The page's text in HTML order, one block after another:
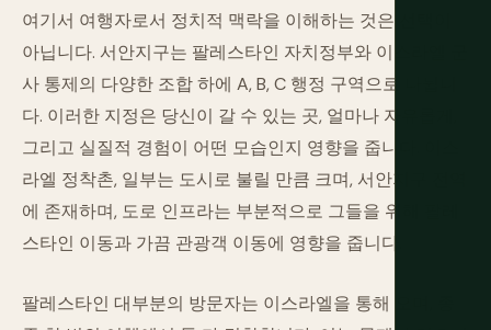
여기서 여행자로서 정치적 맥락을 이해하는 것은 선택이
아닙니다. 서안지구는 팔레스타인 자치정부와 이스라엘 군
사 통제의 다양한 조합 하에 A, B, C 행정 구역으로 나뉩니
다. 이러한 지정은 당신이 갈 수 있는 곳, 얼마나 자유롭게,
그리고 실질적 경험이 어떤 모습인지 영향을 줍니다. 이스
라엘 정착촌, 일부는 도시로 불릴 만큼 크며, 서안지구 전역
에 존재하며, 도로 인프라는 부분적으로 그들을 위해 팔레
스타인 이동과 가끔 관광객 이동에 영향을 줍니다.
팔레스타인 대부분의 방문자는 이스라엘을 통해 오며, 종